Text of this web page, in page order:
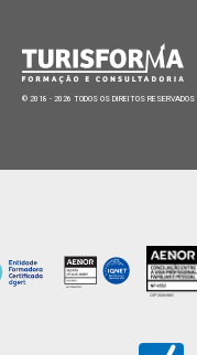
© 2018 - 2026 TODOS OS DIREITOS RESERVADOS